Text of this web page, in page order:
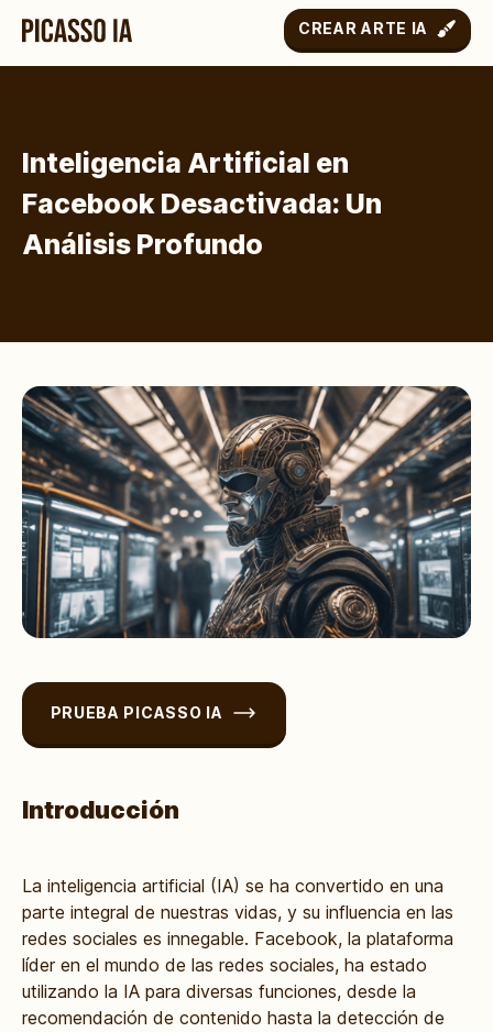
CREAR ARTE IA
Inteligencia Artificial en
Facebook Desactivada: Un
Análisis Profundo
PRUEBA PICASSO IA
Introducción
La inteligencia artificial (IA) se ha convertido en una
parte integral de nuestras vidas, y su influencia en las
redes sociales es innegable. Facebook, la plataforma
líder en el mundo de las redes sociales, ha estado
utilizando la IA para diversas funciones, desde la
recomendación de contenido hasta la detección de